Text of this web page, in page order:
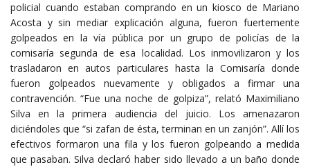
policial cuando estaban comprando en un kiosco de Mariano
Acosta y sin mediar explicación alguna, fueron fuertemente
golpeados en la vía pública por un grupo de policías de la
comisaría segunda de esa localidad. Los inmovilizaron y los
trasladaron en autos particulares hasta la Comisaría donde
fueron golpeados nuevamente y obligados a firmar una
contravención. “Fue una noche de golpiza”, relató Maximiliano
Silva en la primera audiencia del juicio. Los amenazaron
diciéndoles que “si zafan de ésta, terminan en un zanjón”. Allí los
efectivos formaron una fila y los fueron golpeando a medida
que pasaban. Silva declaró haber sido llevado a un baño donde